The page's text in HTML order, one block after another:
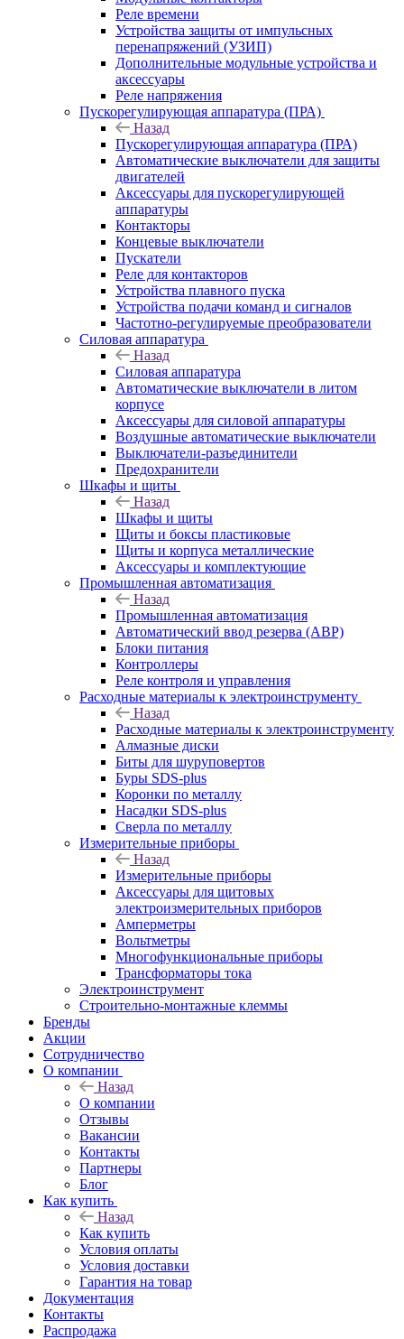
Реле времени
Устройства защиты от импульсных
перенапряжений (УЗИП)
Дополнительные модульные устройства и
аксессуары
Реле напряжения
Пускорегулирующая аппаратура (ПРА)
Назад
Пускорегулирующая аппаратура (ПРА)
Автоматические выключатели для защиты
двигателей
Аксессуары для пускорегулирующей
аппаратуры
Контакторы
Концевые выключатели
Пускатели
Реле для контакторов
Устройства плавного пуска
Устройства подачи команд и сигналов
Частотно-регулируемые преобразователи
Силовая аппаратура
Назад
Силовая аппаратура
Автоматические выключатели в литом
корпусе
Аксессуары для силовой аппаратуры
Воздушные автоматические выключатели
Выключатели-разъединители
Предохранители
Шкафы и щиты
Назад
Шкафы и щиты
Щиты и боксы пластиковые
Щиты и корпуса металлические
Аксессуары и комплектующие
Промышленная автоматизация
Назад
Промышленная автоматизация
Автоматический ввод резерва (АВР)
Блоки питания
Контроллеры
Реле контроля и управления
Расходные материалы к электроинструменту
Назад
Расходные материалы к электроинструменту
Алмазные диски
Биты для шуруповертов
Буры SDS-plus
Коронки по металлу
Насадки SDS-plus
Сверла по металлу
Измерительные приборы
Назад
Измерительные приборы
Аксессуары для щитовых
электроизмерительных приборов
Амперметры
Вольтметры
Многофункциональные приборы
Трансформаторы тока
Электроинструмент
Строительно-монтажные клеммы
Бренды
Акции
Сотрудничество
О компании
Назад
О компании
Отзывы
Вакансии
Контакты
Партнеры
Блог
Как купить
Назад
Как купить
Условия оплаты
Условия доставки
Гарантия на товар
Документация
Контакты
Распродажа